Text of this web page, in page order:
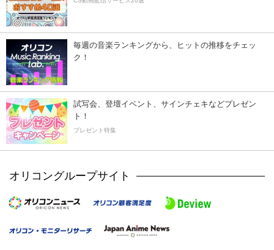
毎週の音楽ランキングから、ヒットの推移をチェッ
ク！
試写会、登壇イベント、サインチェキなどプレゼン
ト！
プレゼント特集
オリコングループサイト